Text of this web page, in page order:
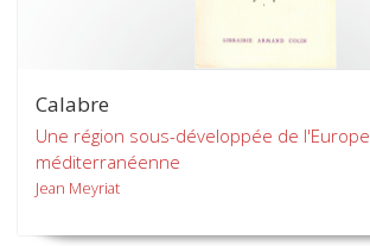
Calabre
Une région sous-développée de l'Europe
méditerranéenne
Jean Meyriat